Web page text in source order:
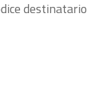
destinatario